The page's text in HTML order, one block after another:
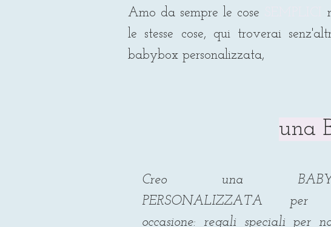
Amo da sempre le cose
le stesse cose, qui troverai
babybox personalizzata,
una
Creo una
PERSONALIZZATA per
occasione: regali speciali per